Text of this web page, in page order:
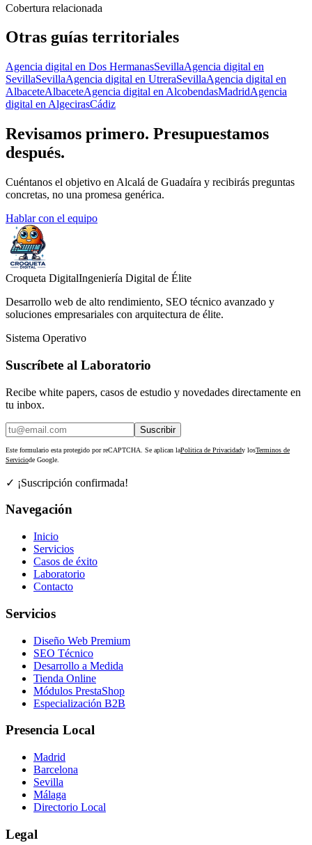
Cobertura relacionada
Otras guías territoriales
Agencia digital en Dos HermanasSevillaAgencia digital en
SevillaSevillaAgencia digital en UtreraSevillaAgencia digital en
AlbaceteAlbaceteAgencia digital en AlcobendasMadridAgencia
digital en AlgecirasCádiz
Revisamos primero. Presupuestamos
después.
Cuéntanos el objetivo en Alcalá de Guadaíra y recibirás preguntas
concretas, no una promesa genérica.
Hablar con el equipo
Croqueta DigitalIngeniería Digital de Élite
Desarrollo web de alto rendimiento, SEO técnico avanzado y
soluciones empresariales con arquitectura de élite.
Sistema Operativo
Suscríbete al Laboratorio
Recibe white papers, casos de estudio y novedades directamente en
tu inbox.
Suscribir
Este formulario esta protegido por reCAPTCHA. Se aplican laPolitica de Privacidady losTerminos de
Serviciode Google.
✓ ¡Suscripción confirmada!
Navegación
Inicio
Servicios
Casos de éxito
Laboratorio
Contacto
Servicios
Diseño Web Premium
SEO Técnico
Desarrollo a Medida
Tienda Online
Módulos PrestaShop
Especialización B2B
Presencia Local
Madrid
Barcelona
Sevilla
Málaga
Directorio Local
Legal